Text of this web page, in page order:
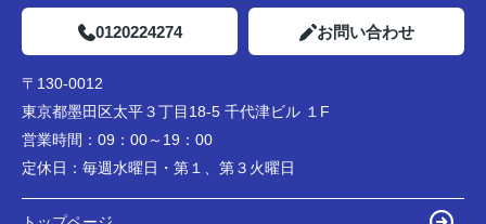
0120224274 お問い合わせ
〒130-0012
東京都墨田区太平３丁目18-5 千代津ビル １F
営業時間： 09：00～19：00
定休日： 毎週水曜日・第１、第３火曜日